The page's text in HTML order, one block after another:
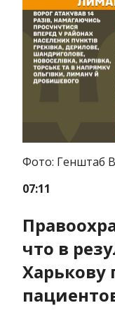
Фото: Генштаб
07:11
что в
Харькову